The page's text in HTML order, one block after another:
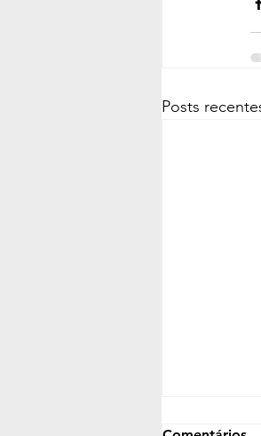
Posts